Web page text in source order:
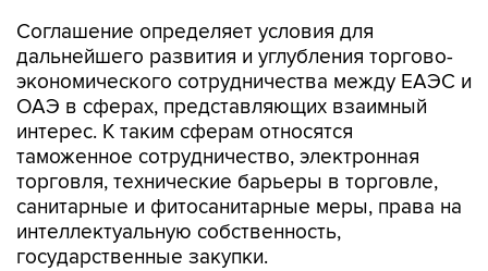
Соглашение определяет условия для
дальнейшего развития и углубления торгово-
экономического сотрудничества между ЕАЭС и
ОАЭ в сферах, представляющих взаимный
интерес. К таким сферам относятся
таможенное сотрудничество, электронная
торговля, технические барьеры в торговле,
санитарные и фитосанитарные меры, права на
интеллектуальную собственность,
государственные закупки.